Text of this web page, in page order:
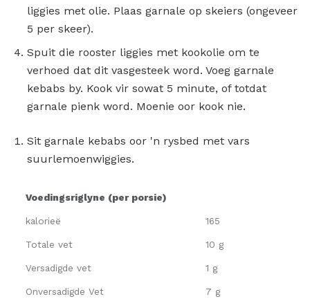
liggies met olie. Plaas garnale op skeiers (ongeveer
5 per skeer).
Spuit die rooster liggies met kookolie om te
verhoed dat dit vasgesteek word. Voeg garnale
kebabs by. Kook vir sowat 5 minute, of totdat
garnale pienk word. Moenie oor kook nie.
Sit garnale kebabs oor 'n rysbed met vars
suurlemoenwiggies.
Voedingsriglyne (per porsie)
kalorieë 165
Totale vet 10 g
Versadigde vet 1 g
Onversadigde Vet 7 g